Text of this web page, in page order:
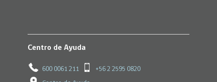
Centro de Ayuda
600 0061 211 +56 2 2595 0820